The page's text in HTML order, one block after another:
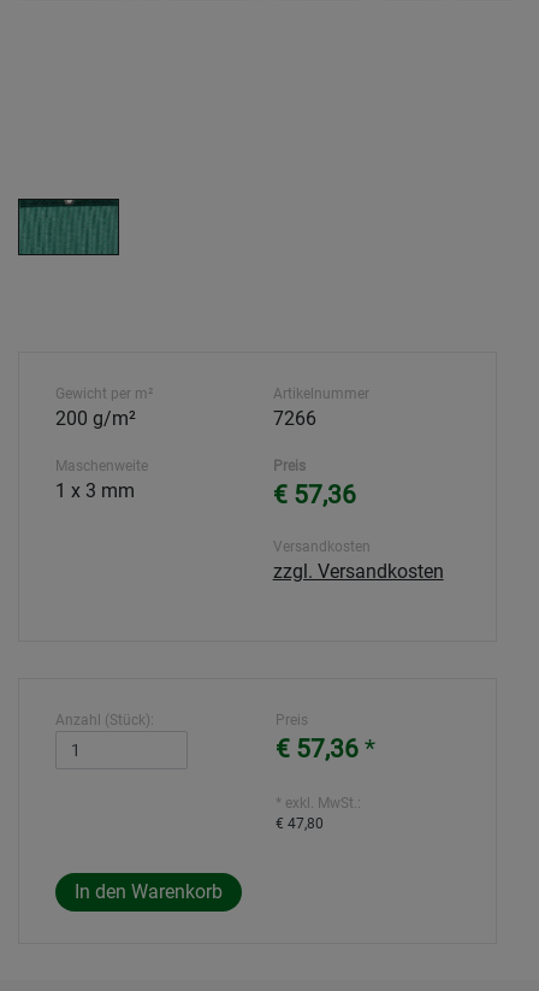
Gewicht per m²
200 g/m²
Maschenweite
1 x 3 mm
Artikelnummer
7266
Preis
€ 57,36
Versandkosten
zzgl. Versandkosten
Anzahl (Stück): Preis
€ 57,36 *
* exkl. MwSt.:
€ 47,80